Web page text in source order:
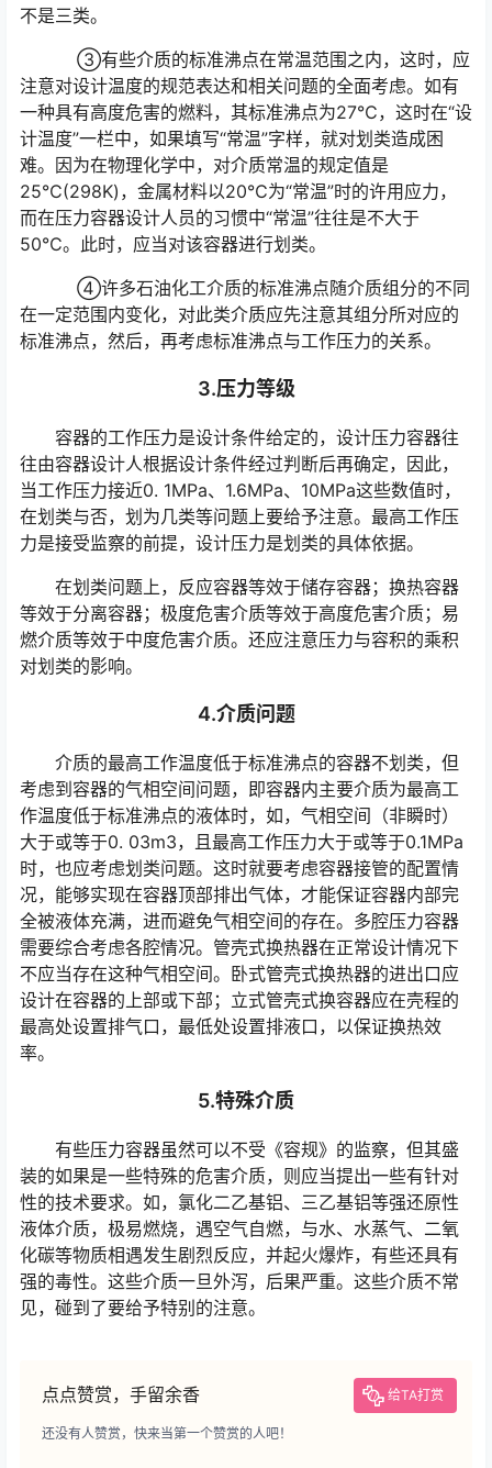
不是三类。
③有些介质的标准沸点在常温范围之内，这时，应
注意对设计温度的规范表达和相关问题的全面考虑。如有
一种具有高度危害的燃料，其标准沸点为27℃，这时在“设
计温度”一栏中，如果填写“常温”字样，就对划类造成困
难。因为在物理化学中，对介质常温的规定值是
25℃(298K)，金属材料以20℃为“常温”时的许用应力，
而在压力容器设计人员的习惯中“常温”往往是不大于
50℃。此时，应当对该容器进行划类。
④许多石油化工介质的标准沸点随介质组分的不同
在一定范围内变化，对此类介质应先注意其组分所对应的
标准沸点，然后，再考虑标准沸点与工作压力的关系。
3.压力等级
容器的工作压力是设计条件给定的，设计压力容器往
往由容器设计人根据设计条件经过判断后再确定，因此，
当工作压力接近0. 1MPa、1.6MPa、10MPa这些数值时，
在划类与否，划为几类等问题上要给予注意。最高工作压
力是接受监察的前提，设计压力是划类的具体依据。
在划类问题上，反应容器等效于储存容器；换热容器
等效于分离容器；极度危害介质等效于高度危害介质；易
燃介质等效于中度危害介质。还应注意压力与容积的乘积
对划类的影响。
4.介质问题
介质的最高工作温度低于标准沸点的容器不划类，但
考虑到容器的气相空间问题，即容器内主要介质为最高工
作温度低于标准沸点的液体时，如，气相空间（非瞬时）
大于或等于0. 03m3，且最高工作压力大于或等于0.1MPa
时，也应考虑划类问题。这时就要考虑容器接管的配置情
况，能够实现在容器顶部排出气体，才能保证容器内部完
全被液体充满，进而避免气相空间的存在。多腔压力容器
需要综合考虑各腔情况。管壳式换热器在正常设计情况下
不应当存在这种气相空间。卧式管壳式换热器的进出口应
设计在容器的上部或下部；立式管壳式换容器应在壳程的
最高处设置排气口，最低处设置排液口，以保证换热效
率。
5.特殊介质
有些压力容器虽然可以不受《容规》的监察，但其盛
装的如果是一些特殊的危害介质，则应当提出一些有针对
性的技术要求。如，氯化二乙基铝、三乙基铝等强还原性
液体介质，极易燃烧，遇空气自燃，与水、水蒸气、二氧
化碳等物质相遇发生剧烈反应，并起火爆炸，有些还具有
强的毒性。这些介质一旦外泻，后果严重。这些介质不常
见，碰到了要给予特别的注意。
点点赞赏，手留余香 给TA打赏
还没有人赞赏，快来当第一个赞赏的人吧！